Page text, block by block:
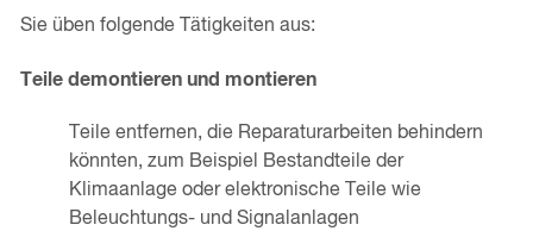
Sie üben folgende Tätigkeiten aus:
Teile demontieren und montieren
Teile entfernen, die Reparaturarbeiten behindern
könnten, zum Beispiel Bestandteile der
Klimaanlage oder elektronische Teile wie
Beleuchtungs- und Signalanlagen